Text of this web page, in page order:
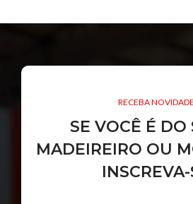
RECEBA
SE VOCÊ É DO
MADEIREIRO OU
INSCREVA-